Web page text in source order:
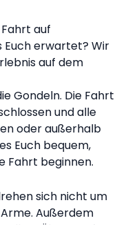
auf
Euch erwartet? Wir
auf dem
Gondeln. Die Fahrt
und alle
oder außerhalb
Euch bequem,
Fahrt beginnen.
sich nicht um
Außerdem